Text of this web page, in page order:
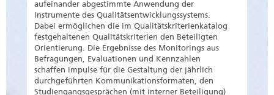
aufeinander abgestimmte Anwendung der
Instrumente des Qualitätsentwicklungssystems.
Dabei ermöglichen die im Qualitätskriterienkatalog
festgehaltenen Qualitätskriterien den Beteiligten
Orientierung. Die Ergebnisse des Monitorings aus
Befragungen, Evaluationen und Kennzahlen
schaffen Impulse für die Gestaltung der jährlich
durchgeführten Kommunikationsformaten, den
Studiengangsgesprächen (mit interner Beteiligung)